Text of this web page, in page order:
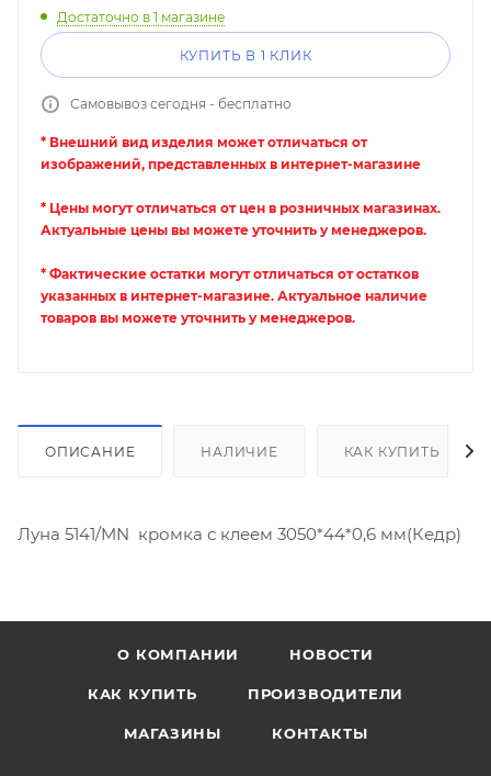
Достаточно в 1 магазине
КУПИТЬ В 1 КЛИК
Самовывоз сегодня - бесплатно
* Внешний вид изделия может отличаться от
изображений, представленных в интернет-магазине
* Цены могут отличаться от цен в розничных магазинах.
Актуальные цены вы можете уточнить у менеджеров.
* Фактические остатки могут отличаться от остатков
указанных в интернет-магазине. Актуальное наличие
товаров вы можете уточнить у менеджеров.
ОПИСАНИЕ НАЛИЧИЕ КАК КУПИТЬ
Луна 5141/MN кромка с клеем 3050*44*0,6 мм(Кедр)
О КОМПАНИИ НОВОСТИ
КАК КУПИТЬ ПРОИЗВОДИТЕЛИ
МАГАЗИНЫ КОНТАКТЫ